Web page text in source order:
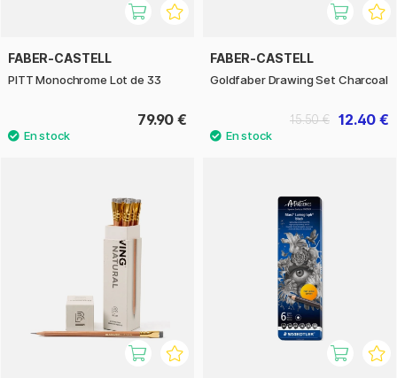
FABER-CASTELL
PITT Monochrome Lot de 33
79.90 €
FABER-CASTELL
Goldfaber Drawing Set Charcoal
12.40 €
15.50 €